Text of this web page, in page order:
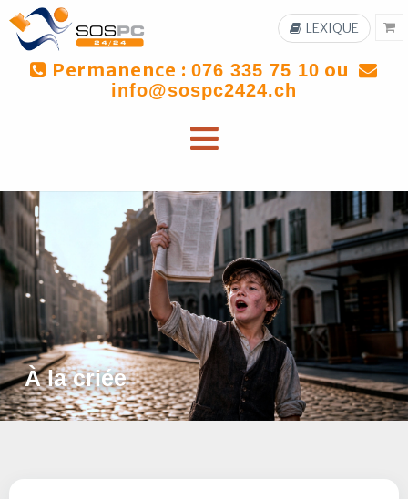
Permanence : 076 335 75 10 ou
info@sospc2424.ch
LEXIQUE
À la criée